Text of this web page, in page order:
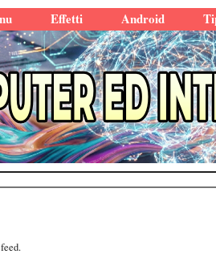
Effetti Android